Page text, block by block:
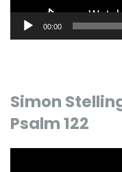
00:00
Simon
Psalm 122